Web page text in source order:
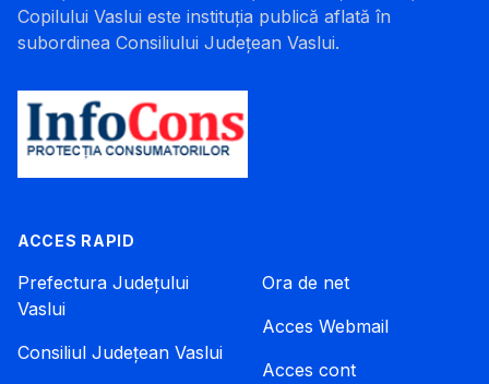
Copilului Vaslui este instituția publică aflată în
subordinea Consiliului Județean Vaslui.
ACCES RAPID
Prefectura Județului
Vaslui
Consiliul Județean Vaslui
Ora de net
Acces Webmail
Acces cont